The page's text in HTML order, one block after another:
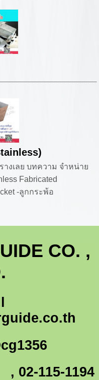
งเลย บทความ จำหน่าย
Fabricated
-ลูกกระพ้อ
CO. ,
02-115-1194